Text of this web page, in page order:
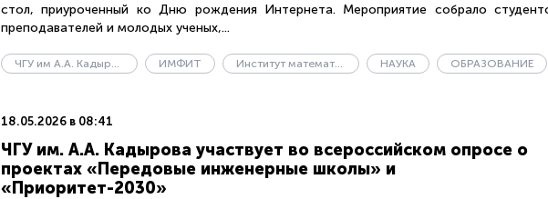
стол, приуроченный ко Дню рождения Интернета. Мероприятие собрало
преподавателей и молодых ученых,...
ЧГУ им А.А. Кадырова ИМФИТ Институт математики, физики и информационных технологий НАУКА ОБРАЗОВАНИЕ
18.05.2026 в 08:41
ЧГУ им. А.А. Кадырова участвует во всероссийском опросе о
проектах «Передовые инженерные школы» и
«Приоритет-2030»